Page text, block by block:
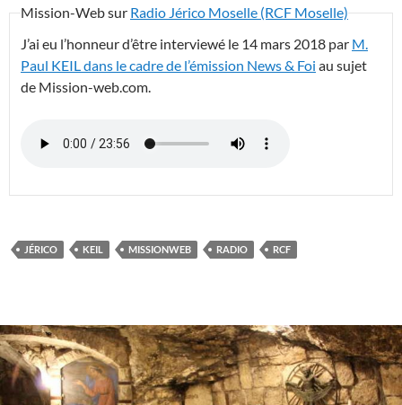
Mission-Web sur Radio Jérico Moselle (RCF Moselle)
J’ai eu l’honneur d’être interviewé le 14 mars 2018 par M.
Paul KEIL dans le cadre de l’émission News & Foi au sujet
de Mission-web.com.
JÉRICO KEIL MISSIONWEB RADIO RCF